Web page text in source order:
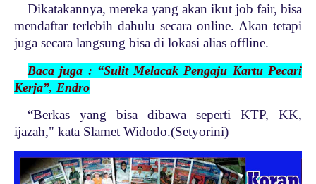
Dikatakannya, mereka yang akan ikut job fair, bisa
mendaftar terlebih dahulu secara online. Akan tetapi
juga secara langsung bisa di lokasi alias offline.
Baca juga : “Sulit Melacak Pengaju Kartu Pecari
Kerja”, Endro
“Berkas yang bisa dibawa seperti KTP, KK,
ijazah," kata Slamet Widodo.(Setyorini)